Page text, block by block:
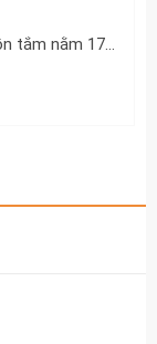
Bồn xâybồn tắm nằm 17m Việt Mỹ Acrylic-17V